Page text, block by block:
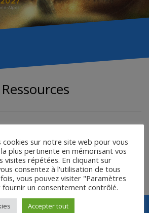
Ressources
PANH
LE GÉNOCIDE DANS S21
BURNET
cookies sur notre site web pour vous
plus pertinente en mémorisant vos
visites répétées. En cliquant sur
consentez à l'utilisation de tous
vous pouvez visiter "Paramètres
un consentement contrôlé.
Accepter tout